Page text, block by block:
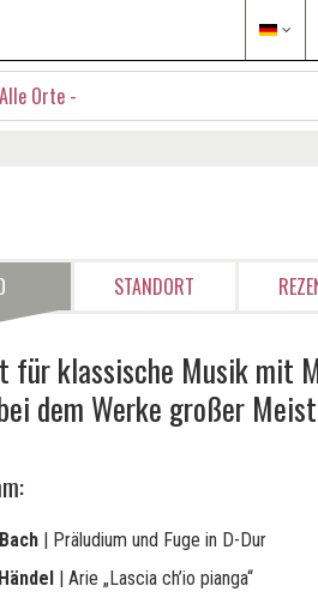
Orte -
STANDORT
für klassische Musik mit
dem Werke großer
| Präludium und Fuge in D-Dur
| Arie „Lascia ch’io pianga“